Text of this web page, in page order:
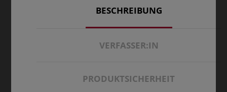
BESCHREIBUNG
VERFASSER:IN
PRODUKTSICHERHEIT